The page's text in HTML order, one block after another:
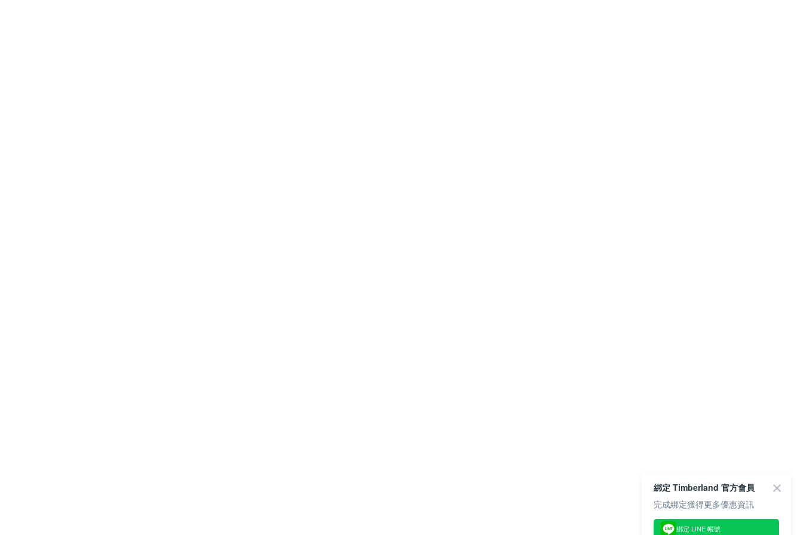
綁定 Timberland 官方會員
完成綁定獲得更多優惠資訊
綁定 LINE 帳號